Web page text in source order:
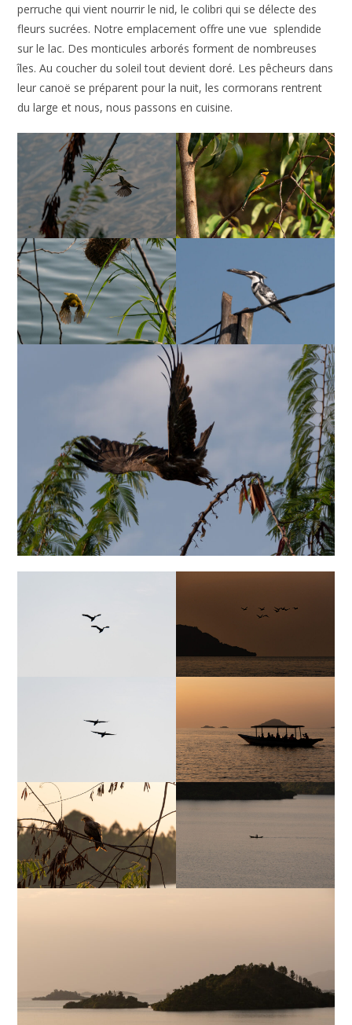
perruche qui vient nourrir le nid, le colibri qui se délecte des
fleurs sucrées. Notre emplacement offre une vue splendide
sur le lac. Des monticules arborés forment de nombreuses
îles. Au coucher du soleil tout devient doré. Les pêcheurs dans
leur canoë se préparent pour la nuit, les cormorans rentrent
du large et nous, nous passons en cuisine.